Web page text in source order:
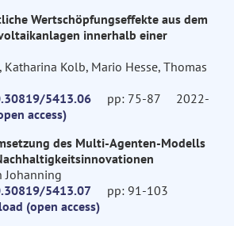
Wertschöpfungseffekte aus dem
innerhalb einer
Kolb, Mario Hesse, Thomas
5413.06 pp: 75-87 2022-
access)
des Multi-Agenten-Modells
Johanning
5413.07 pp: 91-103
(open access)